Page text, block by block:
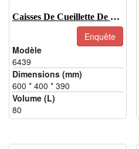
Caisses De Cueillette De Fruits 6439
Enquête
Modèle
6439
Dimensions (mm)
600 * 400 * 390
Volume (L)
80